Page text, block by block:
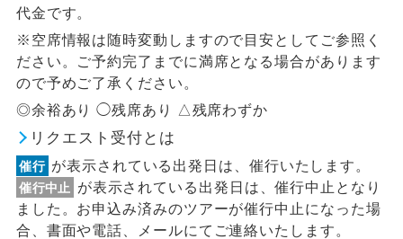
代金です。
※空席情報は随時変動しますので目安としてご参照く
ださい。ご予約完了までに満席となる場合があります
ので予めご了承ください。
◎余裕あり ◯残席あり △残席わずか
リクエスト受付とは
催行 が表示されている出発日は、催行いたします。
催行中止
が表示されている出発日は、催行中止となり
ました。お申込み済みのツアーが催行中止になった場
合、書面や電話、メールにてご連絡いたします。